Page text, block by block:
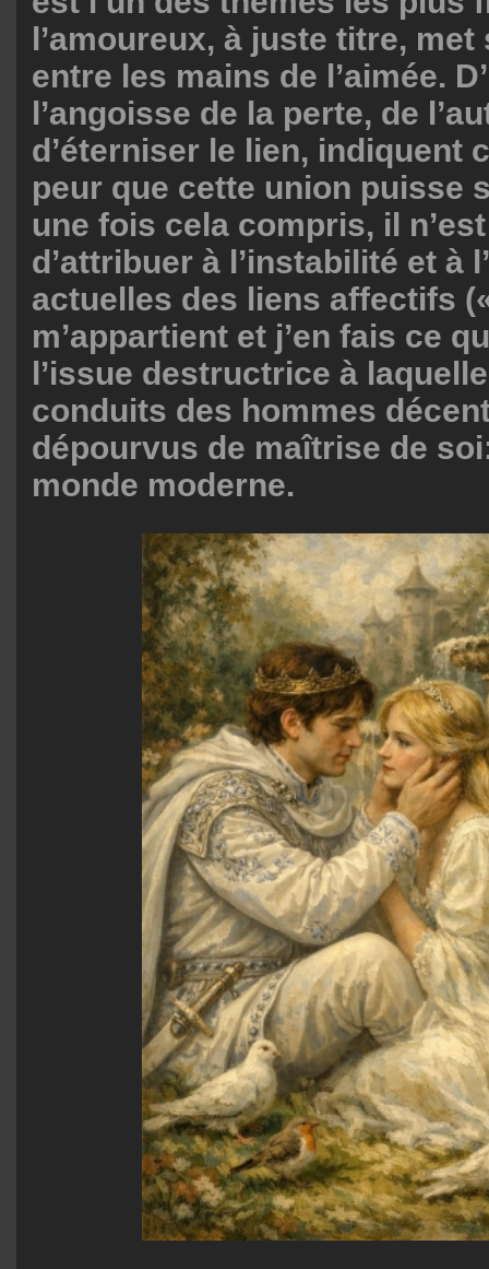
l’amoureux, à juste titre,
entre les mains de l’aimée.
l’angoisse de la perte, de
d’éterniser le lien, indiquent
peur que cette union puisse
une fois cela compris, il
d’attribuer à l’instabilité et à
actuelles des liens affectifs
m’appartient et j’en fais ce
l’issue destructrice à
conduits des hommes
dépourvus de maîtrise de
monde moderne.